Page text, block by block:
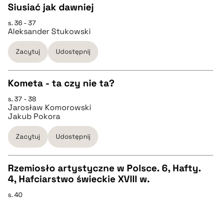
BIBTEX
pobierz cytat
CZYSTY TEKST
pobierz cytat
BIBTEX
pobierz cytat
Siusiać jak dawniej
s. 36 - 37
Aleksander Stukowski
Zacytuj Udostępnij
CZYSTY TEKST
pobierz cytat
Kometa - ta czy nie ta?
s. 37 - 38
Jarosław Komorowski
Jakub Pokora
Zacytuj Udostępnij
Rzemiosło artystyczne w Polsce. 6, Hafty.
4, Hafciarstwo świeckie XVIII w.
s. 40